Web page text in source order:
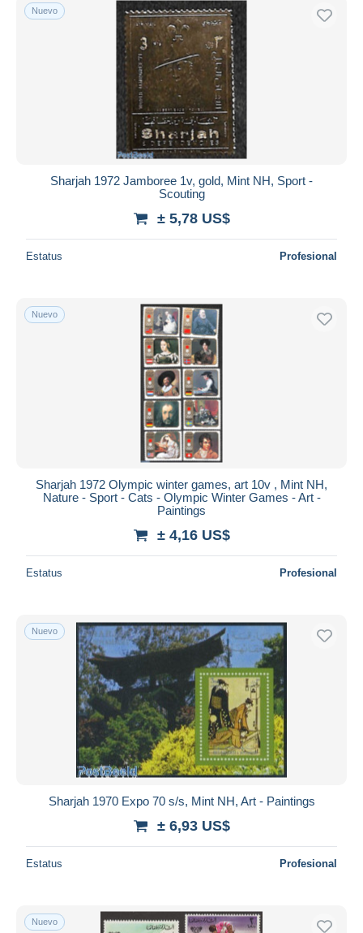
Nuevo
Sharjah 1972 Jamboree 1v, gold, Mint NH, Sport -
Scouting
± 5,78 US$
Estatus Profesional
Nuevo
Sharjah 1972 Olympic winter games, art 10v , Mint NH,
Nature - Sport - Cats - Olympic Winter Games - Art -
Paintings
± 4,16 US$
Estatus Profesional
Nuevo
Sharjah 1970 Expo 70 s/s, Mint NH, Art - Paintings
± 6,93 US$
Estatus Profesional
Nuevo